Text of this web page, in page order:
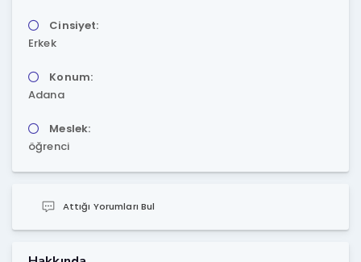
Cinsiyet:
Erkek
Konum:
Adana
Meslek:
öğrenci
Attığı Yorumları Bul